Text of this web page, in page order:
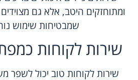
ומתוחזקים היטב, אלא גם
שמבטיחות שימוש
שירות לקוחות
שירות לקוחות טוב יכול לשפר